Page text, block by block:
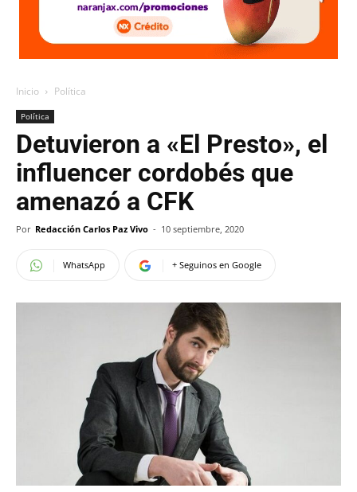
Inicio Política
Política
Detuvieron a «El Presto», el
influencer cordobés que
amenazó a CFK
Por Redacción Carlos Paz Vivo - 10 septiembre, 2020
WhatsApp + Seguinos en Google